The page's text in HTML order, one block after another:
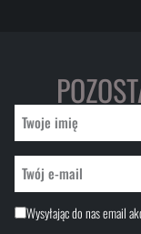
Wysyłając do nas email